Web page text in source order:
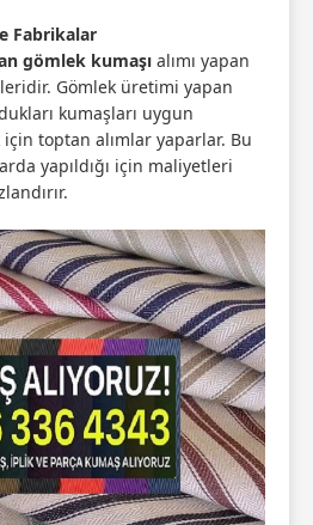
Fabrikalar
gömlek kumaşı alımı yapan
Gömlek üretimi yapan
kumaşları uygun
toptan alımlar yaparlar. Bu
yapıldığı için maliyetleri